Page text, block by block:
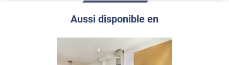
Aussi disponible en